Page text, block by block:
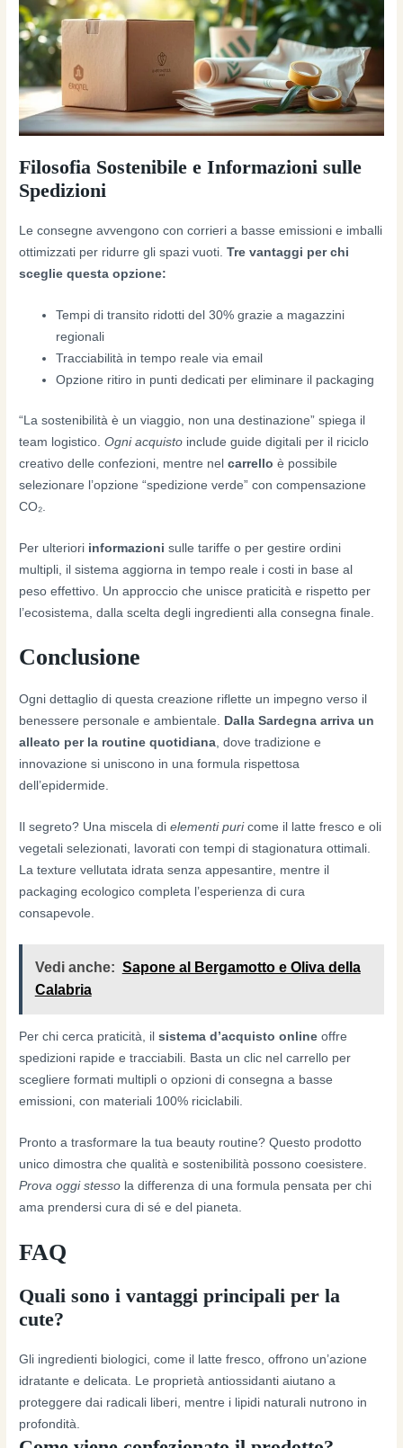
Filosofia Sostenibile e Informazioni sulle
Spedizioni
Le consegne avvengono con corrieri a basse emissioni e imballi
ottimizzati per ridurre gli spazi vuoti.Tre vantaggi per chi
sceglie questa opzione:
Tempi di transito ridotti del 30% grazie a magazzini
regionali
Tracciabilità in tempo reale via email
Opzione ritiro in punti dedicati per eliminare il packaging
“La sostenibilità è un viaggio, non una destinazione” spiega il
team logistico.Ogni acquisto include guide digitali per il riciclo
creativo delle confezioni, mentre nelcarrello è possibile
selezionare l’opzione “spedizione verde” con compensazione
CO₂.
Per ulteriori informazioni sulle tariffe o per gestire ordini
multipli, il sistema aggiorna in tempo reale i costi in base al
peso effettivo. Un approccio che unisce praticità e rispetto per
l’ecosistema, dalla scelta degli ingredienti alla consegna finale.
Conclusione
Ogni dettaglio di questa creazione riflette un impegno verso il
benessere personale e ambientale. Dalla Sardegna arriva un
alleato per la routine quotidiana, dove tradizione e
innovazione si uniscono in una formula rispettosa
dell’epidermide.
Il segreto? Una miscela dielementi puricome il latte fresco e oli
vegetali selezionati, lavorati con tempi di stagionatura ottimali.
La texture vellutata idrata senza appesantire, mentre il
packaging ecologico completa l’esperienza di cura
consapevole.
Vedi anche: Sapone al Bergamotto e Oliva della
Calabria
Per chi cerca praticità, ilsistema d’acquisto online offre
spedizioni rapide e tracciabili. Basta un clic nel carrello per
scegliere formati multipli o opzioni di consegna a basse
emissioni, con materiali 100% riciclabili.
Pronto a trasformare la tua beauty routine? Questo prodotto
unico dimostra che qualità e sostenibilità possono coesistere.
Prova oggi stesso la differenza di una formula pensata per chi
ama prendersi cura di sé e del pianeta.
FAQ
Quali sono i vantaggi principali per la
cute?
Gli ingredienti biologici, come il latte fresco, offrono un’azione
idratante e delicata. Le proprietà antiossidanti aiutano a
proteggere dai radicali liberi, mentre i lipidi naturali nutrono in
profondità.